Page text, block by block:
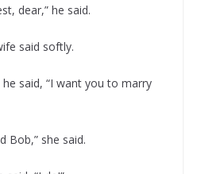
dear,” he said.
said softly.
said, “I want you to marry
Bob,” she said.